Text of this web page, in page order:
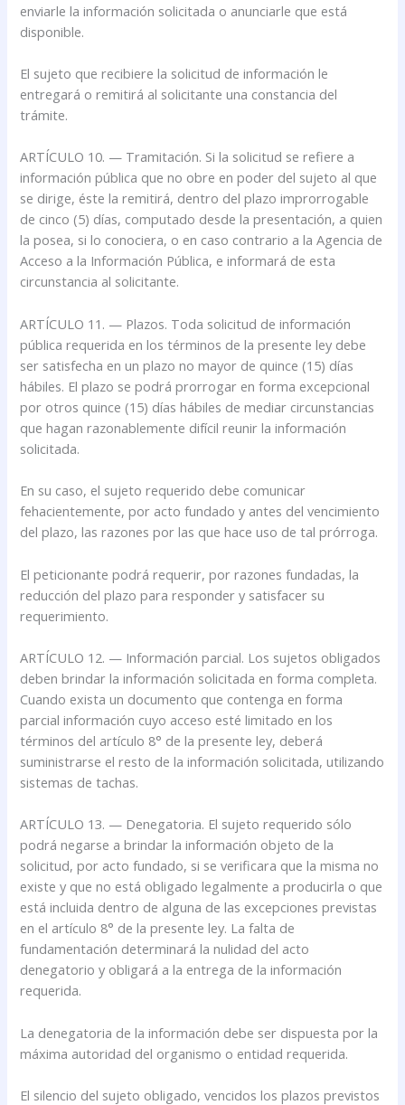
enviarle la información solicitada o anunciarle que está
disponible.
El sujeto que recibiere la solicitud de información le
entregará o remitirá al solicitante una constancia del
trámite.
ARTÍCULO 10. — Tramitación. Si la solicitud se refiere a
información pública que no obre en poder del sujeto al que
se dirige, éste la remitirá, dentro del plazo improrrogable
de cinco (5) días, computado desde la presentación, a quien
la posea, si lo conociera, o en caso contrario a la Agencia de
Acceso a la Información Pública, e informará de esta
circunstancia al solicitante.
ARTÍCULO 11. — Plazos. Toda solicitud de información
pública requerida en los términos de la presente ley debe
ser satisfecha en un plazo no mayor de quince (15) días
hábiles. El plazo se podrá prorrogar en forma excepcional
por otros quince (15) días hábiles de mediar circunstancias
que hagan razonablemente difícil reunir la información
solicitada.
En su caso, el sujeto requerido debe comunicar
fehacientemente, por acto fundado y antes del vencimiento
del plazo, las razones por las que hace uso de tal prórroga.
El peticionante podrá requerir, por razones fundadas, la
reducción del plazo para responder y satisfacer su
requerimiento.
ARTÍCULO 12. — Información parcial. Los sujetos obligados
deben brindar la información solicitada en forma completa.
Cuando exista un documento que contenga en forma
parcial información cuyo acceso esté limitado en los
términos del artículo 8° de la presente ley, deberá
suministrarse el resto de la información solicitada, utilizando
sistemas de tachas.
ARTÍCULO 13. — Denegatoria. El sujeto requerido sólo
podrá negarse a brindar la información objeto de la
solicitud, por acto fundado, si se verificara que la misma no
existe y que no está obligado legalmente a producirla o que
está incluida dentro de alguna de las excepciones previstas
en el artículo 8° de la presente ley. La falta de
fundamentación determinará la nulidad del acto
denegatorio y obligará a la entrega de la información
requerida.
La denegatoria de la información debe ser dispuesta por la
máxima autoridad del organismo o entidad requerida.
El silencio del sujeto obligado, vencidos los plazos previstos